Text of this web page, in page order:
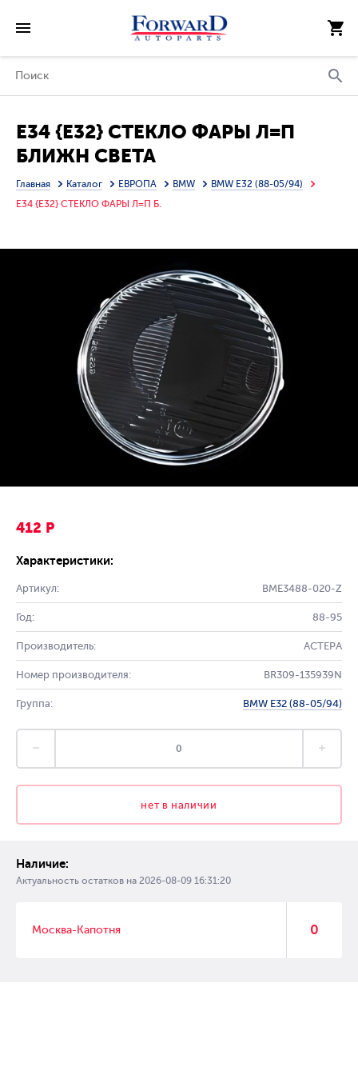
E34 {E32} СТЕКЛО ФАРЫ Л=П
БЛИЖН СВЕТА
Главная Каталог ЕВРОПА BMW
BMW E32 (88-05/94)
E34 {E32} СТЕКЛО ФАРЫ Л=П Б.
412 Р
Характеристики:
Артикул: BME3488-020-Z
Год: 88-95
Производитель: АСТЕРА
Номер производителя: BR309-135939N
Группа: BMW E32 (88-05/94)
нет в наличии
Наличие:
Актуальность остатков на 2026-08-09 16:31:20
Москва-Капотня 0